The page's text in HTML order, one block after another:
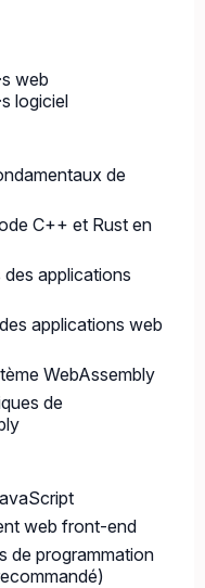
web
logiciel
de
C++ et Rust en
applications
applications web
WebAssembly
de
web front-end
de programmation